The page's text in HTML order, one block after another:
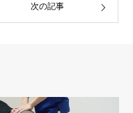
次の記事